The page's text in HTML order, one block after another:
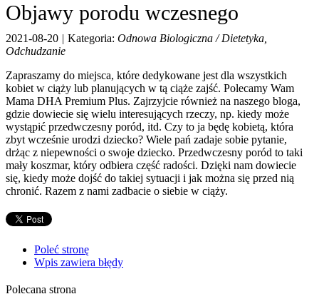
Objawy porodu wczesnego
2021-08-20 | Kategoria: Odnowa Biologiczna / Dietetyka,
Odchudzanie
Zapraszamy do miejsca, które dedykowane jest dla wszystkich
kobiet w ciąży lub planujących w tą ciąże zajść. Polecamy Wam
Mama DHA Premium Plus. Zajrzyjcie również na naszego bloga,
gdzie dowiecie się wielu interesujących rzeczy, np. kiedy może
wystąpić przedwczesny poród, itd. Czy to ja będę kobietą, która
zbyt wcześnie urodzi dziecko? Wiele pań zadaje sobie pytanie,
drżąc z niepewności o swoje dziecko. Przedwczesny poród to taki
mały koszmar, który odbiera część radości. Dzięki nam dowiecie
się, kiedy może dojść do takiej sytuacji i jak można się przed nią
chronić. Razem z nami zadbacie o siebie w ciąży.
Poleć stronę
Wpis zawiera błędy
Polecana strona